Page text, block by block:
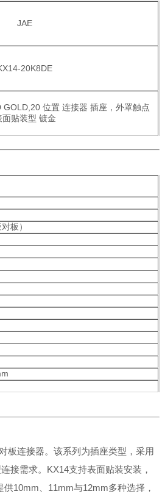
JAE
20K8DE
位置 连接器 插座，外罩触点
面贴装型 镀金
板）
板连接器。该系列为插座类型，采用
接需求。KX14支持表面贴装安装，
10mm、11mm与12mm多种选择，